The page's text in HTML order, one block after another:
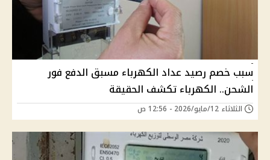
سبب خصم رصيد عداد الكهرباء مسبق الدفع فور
الشحن.. الكهرباء تكشف الحقيقة
الثلاثاء 12/مايو/2026 - 12:56 ص